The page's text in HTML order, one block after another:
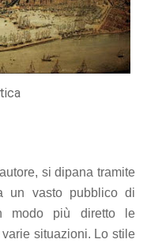
si dipana tramite
un vasto pubblico di
modo più diretto le
situazioni. Lo stile